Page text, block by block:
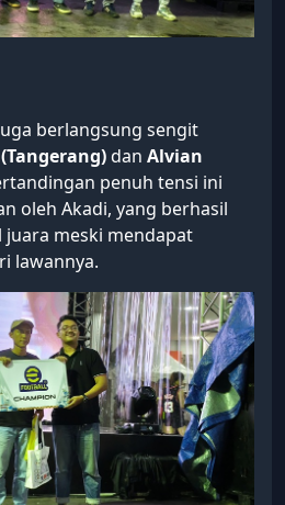
berlangsung sengit
dan Alvian
penuh tensi ini
oleh Akadi, yang berhasil
meski mendapat
lawannya.